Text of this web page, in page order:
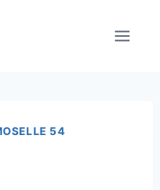
54